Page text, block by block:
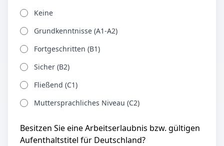
Keine
Grundkenntnisse (A1-A2)
Fortgeschritten (B1)
Sicher (B2)
Fließend (C1)
Muttersprachliches Niveau (C2)
Besitzen Sie eine Arbeitserlaubnis bzw. gültigen
Aufenthaltstitel für Deutschland?